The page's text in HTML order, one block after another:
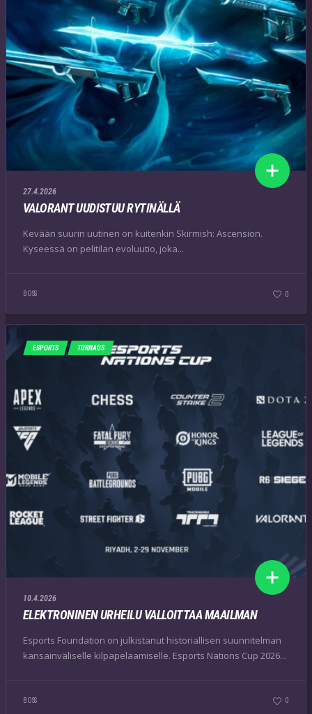
27.4.2026
VALORANT UUDISTUU RYTINÄLLÄ
Kevään suurin uutinen on kuitenkin Skirmish: Ascension.
Kyseessä on pelitilan evoluutio, joka...
BOSS 0
ESPORTS TURNAUS
10.4.2026
ELEKTRONINEN URHEILU VALLOITTAA MAAILMAN
Esports Foundation on julkistanut historiallisen suunnitelman
kansainväliselle kilpapelaamiselle. Esports Nations Cup 2026...
BOSS 0